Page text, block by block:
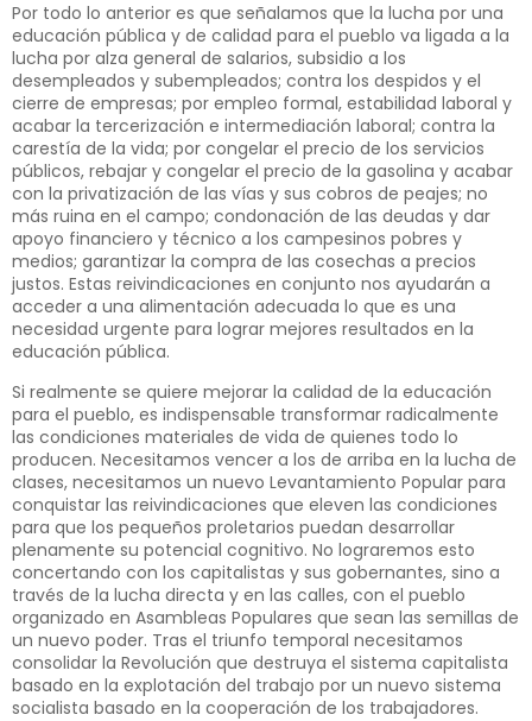
Por todo lo anterior es que señalamos que la lucha por una
educación pública y de calidad para el pueblo va ligada a la
lucha por alza general de salarios, subsidio a los
desempleados y subempleados; contra los despidos y el
cierre de empresas; por empleo formal, estabilidad laboral y
acabar la tercerización e intermediación laboral; contra la
carestía de la vida; por congelar el precio de los servicios
públicos, rebajar y congelar el precio de la gasolina y acabar
con la privatización de las vías y sus cobros de peajes; no
más ruina en el campo; condonación de las deudas y dar
apoyo financiero y técnico a los campesinos pobres y
medios; garantizar la compra de las cosechas a precios
justos. Estas reivindicaciones en conjunto nos ayudarán a
acceder a una alimentación adecuada lo que es una
necesidad urgente para lograr mejores resultados en la
educación pública.
Si realmente se quiere mejorar la calidad de la educación
para el pueblo, es indispensable transformar radicalmente
las condiciones materiales de vida de quienes todo lo
producen. Necesitamos vencer a los de arriba en la lucha de
clases, necesitamos un nuevo Levantamiento Popular para
conquistar las reivindicaciones que eleven las condiciones
para que los pequeños proletarios puedan desarrollar
plenamente su potencial cognitivo. No lograremos esto
concertando con los capitalistas y sus gobernantes, sino a
través de la lucha directa y en las calles, con el pueblo
organizado en Asambleas Populares que sean las semillas de
un nuevo poder. Tras el triunfo temporal necesitamos
consolidar la Revolución que destruya el sistema capitalista
basado en la explotación del trabajo por un nuevo sistema
socialista basado en la cooperación de los trabajadores.